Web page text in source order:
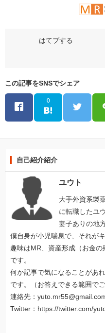
この記事をSNSでシェア
0
自己紹介紹介
ユウト
大手外資系製
に転職したユ
妻子ありの地
僕自身が小児喘息で、それが
趣味はMR、資産形成（お金
です。
何か記事で気になることがあ
です。（お答えできる範囲で
連絡先：
Twitter：https://twitter.com/